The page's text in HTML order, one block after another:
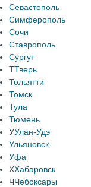
Севастополь
Симферополь
Сочи
Ставрополь
Сургут
ТТверь
Тольятти
Томск
Тула
Тюмень
УУлан-Удэ
Ульяновск
Уфа
ХХабаровск
ЧЧебоксары